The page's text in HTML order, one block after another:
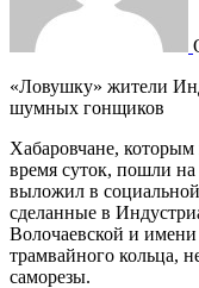
«Ловушку» жители Индустриального района приготовили для
шумных гонщиков
Хабаровчане,
время суток, пошли
выложил в
сделанные в
Волочаевской и
трамвайного кольца,
саморезы.